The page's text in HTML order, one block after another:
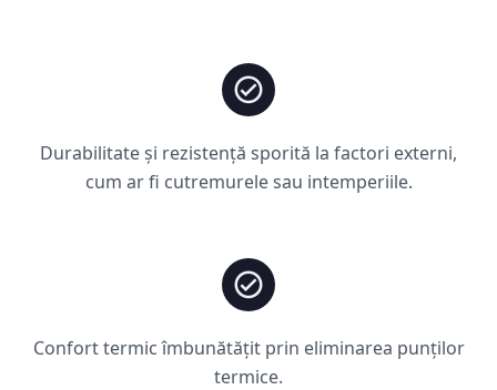
Durabilitate și rezistență sporită la factori externi,
cum ar fi cutremurele sau intemperiile.
Confort termic îmbunătățit prin eliminarea punților
termice.